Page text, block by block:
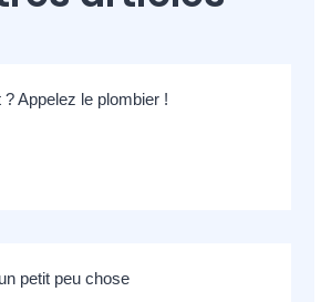
Appelez le plombier !
petit peu chose